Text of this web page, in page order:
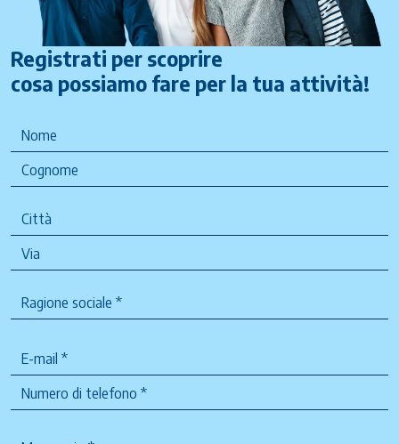
Registrati per scoprire
cosa possiamo fare per la tua attività!